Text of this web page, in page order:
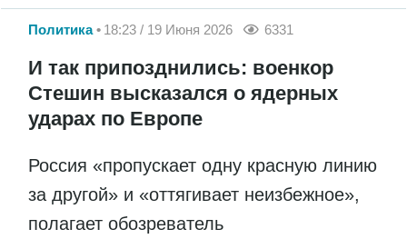
Политика 18:23 / 19 Июня 2026 6331
И так припозднились: военкор
Стешин высказался о ядерных
ударах по Европе
Россия «пропускает одну красную линию
за другой» и «оттягивает неизбежное»,
полагает обозреватель